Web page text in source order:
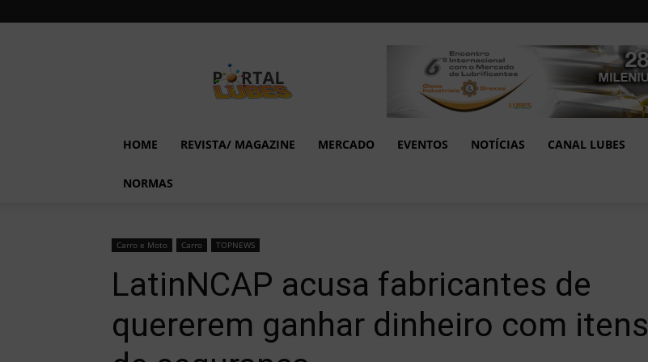
em
Foco
HOME REVISTA/ MAGAZINE MERCADO EVENTOS NOTÍCIAS CANAL LUBES
NORMAS
Carro e Moto Carro TOPNEWS
LatinNCAP acusa fabricantes de
quererem ganhar dinheiro com itens